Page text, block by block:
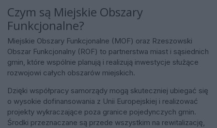
Czym są Miejskie Obszary
Funkcjonalne?
Miejskie Obszary Funkcjonalne (MOF) oraz Rzeszowski
Obszar Funkcjonalny (ROF) to partnerstwa miast i sąsiednich
gmin, które wspólnie planują i realizują inwestycje służące
rozwojowi całych obszarów miejskich.
Dzięki współpracy samorządy mogą skuteczniej ubiegać się
o wysokie dofinansowania z Unii Europejskiej i realizować
projekty wykraczające poza granice pojedynczych gmin.
Środki przeznaczane są przede wszystkim na rewitalizację,